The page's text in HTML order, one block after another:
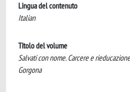
Lingua del contenuto
Italian
Titolo del volume
Salvati con nome. Carcere e
Gorgona